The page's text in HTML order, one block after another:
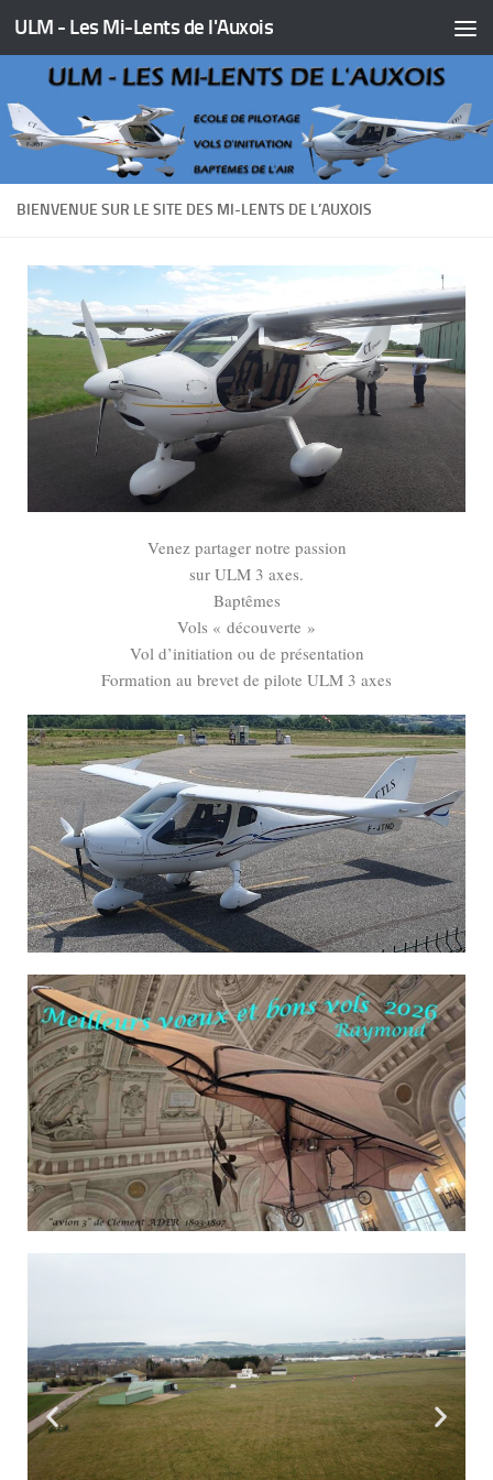
Skip to content
ULM - Les Mi-Lents de l'Auxois
BIENVENUE SUR LE SITE DES MI-LENTS DE L’AUXOIS
Venez partager notre passion
sur ULM 3 axes.
Baptêmes
Vols « découverte »
Vol d’initiation ou de présentation
Formation au brevet de pilote ULM 3 axes